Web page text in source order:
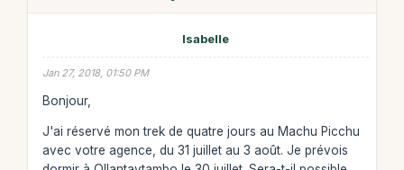
Isabelle
Jan 27, 2018, 01:50 PM
Bonjour,
J'ai réservé mon trek de quatre jours au Machu Picchu
avec votre agence, du 31 juillet au 3 août. Je prévois